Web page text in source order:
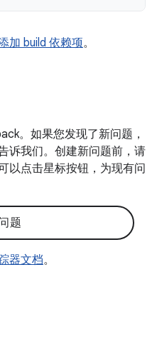
加 build 依赖项。
。如果您发现了新问题，
诉我们。创建新问题前，请
以点击星标按钮，为现有问
题
器文档。